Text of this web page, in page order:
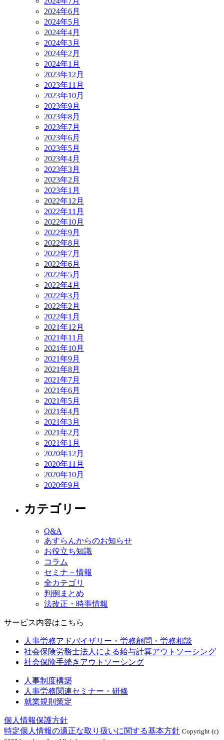
2024年6月
2024年5月
2024年4月
2024年3月
2024年2月
2024年1月
2023年12月
2023年11月
2023年10月
2023年9月
2023年8月
2023年7月
2023年6月
2023年5月
2023年4月
2023年3月
2023年2月
2023年1月
2022年12月
2022年11月
2022年10月
2022年9月
2022年8月
2022年7月
2022年6月
2022年5月
2022年4月
2022年3月
2022年2月
2022年1月
2021年12月
2021年11月
2021年10月
2021年9月
2021年8月
2021年7月
2021年6月
2021年5月
2021年4月
2021年3月
2021年2月
2021年1月
2020年12月
2020年11月
2020年10月
2020年9月
カテゴリー
Q&A
あすらんからのお知らせ
お役立ち知識
コラム
セミナ－情報
全カテゴリ
判例まとめ
法改正・時事情報
サービス内容はこちら
人事労務アドバイザリー・労務顧問・労務相談
社会保険労務士法人による給与計算アウトソーシング
社会保険手続きアウトソーシング
人事制度構築
人事労務関連セミナー・研修
就業規則策定
個人情報保護方針
特定個人情報の適正な取り扱いに関する基本方針 Copyright (c)